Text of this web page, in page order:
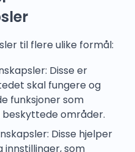
til flere ulike formål:
Disse er
skal fungere og
funksjoner som
beskyttede områder.
Disse hjelper
innstillinger, som